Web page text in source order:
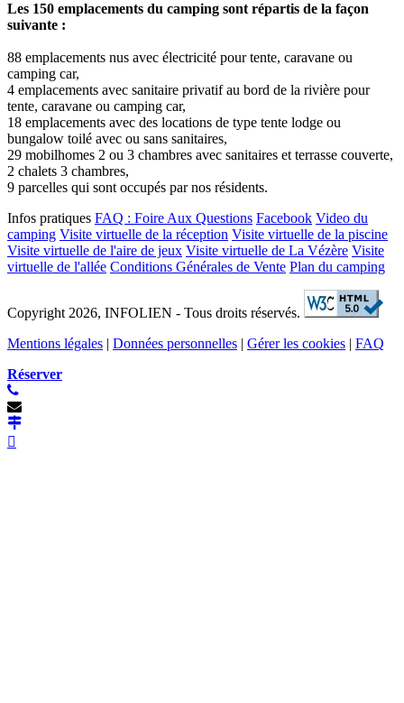
Les 150 emplacements du camping sont répartis de la façon
suivante :
88 emplacements nus avec électricité pour tente, caravane ou
camping car,
4 emplacements avec sanitaire privatif au bord de la rivière pour
tente, caravane ou camping car,
18 emplacements avec des locations de type tente lodge ou
bungalow toilé avec ou sans sanitaires,
29 mobilhomes 2 ou 3 chambres avec sanitaires et terrasse couverte,
2 chalets 3 chambres,
9 parcelles qui sont occupés par nos résidents.
Infos pratiques FAQ : Foire Aux Questions Facebook Video du
camping Visite virtuelle de la réception Visite virtuelle de la piscine
Visite virtuelle de l'aire de jeux Visite virtuelle de La Vézère Visite
virtuelle de l'allée Conditions Générales de Vente Plan du camping
Copyright 2026, INFOLIEN - Tous droits réservés.
Mentions légales | Données personnelles | Gérer les cookies | FAQ
Réserver